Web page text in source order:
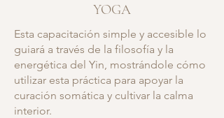
YOGA
Esta capacitación simple y accesible lo
guiará a través de la filosofía y la
energética del Yin, mostrándole cómo
utilizar esta práctica para apoyar la
curación somática y cultivar la calma
interior.